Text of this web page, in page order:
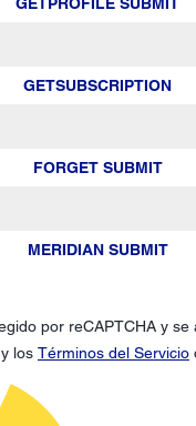
GETSUBSCRIPTION
FORGET SUBMIT
MERIDIAN SUBMIT
por reCAPTCHA y se
y los Términos del Servicio